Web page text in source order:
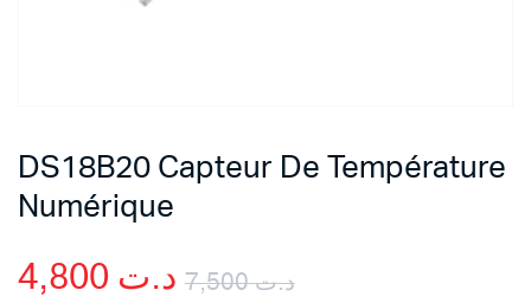
DS18B20 Capteur De Température
Numérique
د.ت7,500 د.ت